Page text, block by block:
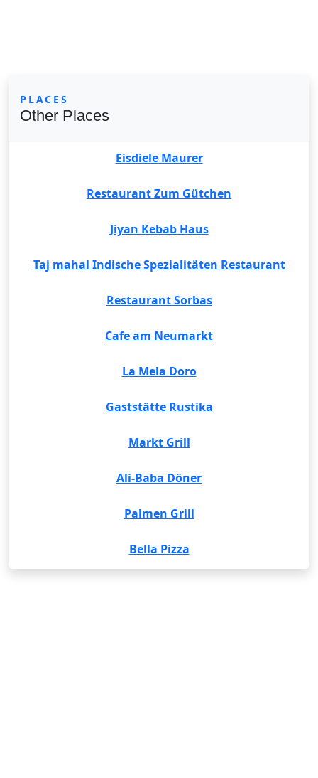
PLACES
Other Places
Eisdiele Maurer
Restaurant Zum Gütchen
Jiyan Kebab Haus
Taj mahal Indische Spezialitäten Restaurant
Restaurant Sorbas
Cafe am Neumarkt
La Mela Doro
Gaststätte Rustika
Markt Grill
Ali-Baba Döner
Palmen Grill
Bella Pizza